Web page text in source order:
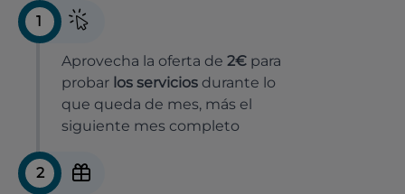
1
Aprovecha la oferta de 2€ para
probar los servicios durante lo
que queda de mes, más el
siguiente mes completo
2